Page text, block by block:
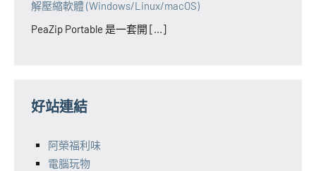
解壓縮軟體 (Windows/Linux/macOS)
PeaZip Portable 是一套開 [...]
好站連結
阿榮福利味
電腦玩物